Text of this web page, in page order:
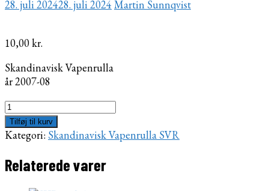
28. juli 202428. juli 2024 Martin Sunnqvist
10,00kr.
Skandinavisk Vapenrulla
år 2007-08
SVR
år
2007-
antal
Tilføj til kurv
Kategori: Skandinavisk Vapenrulla SVR
Relaterede varer